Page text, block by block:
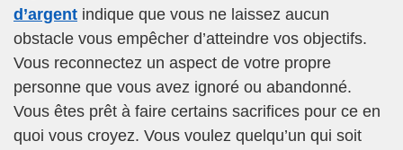
d’argent indique que vous ne laissez aucun
obstacle vous empêcher d’atteindre vos objectifs.
Vous reconnectez un aspect de votre propre
personne que vous avez ignoré ou abandonné.
Vous êtes prêt à faire certains sacrifices pour ce en
quoi vous croyez. Vous voulez quelqu’un qui soit